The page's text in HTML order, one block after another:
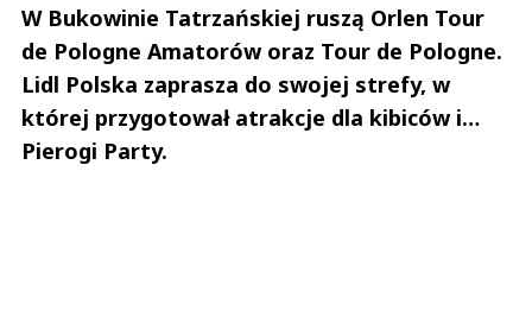
W Bukowinie Tatrzańskiej ruszą Orlen Tour
de Pologne Amatorów oraz Tour de Pologne.
Lidl Polska zaprasza do swojej strefy, w
której przygotował atrakcje dla kibiców i…
Pierogi Party.